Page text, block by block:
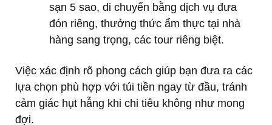
sạn 5 sao, di chuyển bằng dịch vụ đưa
đón riêng, thưởng thức ẩm thực tại nhà
hàng sang trọng, các tour riêng biệt.
Việc xác định rõ phong cách giúp bạn đưa ra các
lựa chọn phù hợp với túi tiền ngay từ đầu, tránh
cảm giác hụt hẫng khi chi tiêu không như mong
đợi.